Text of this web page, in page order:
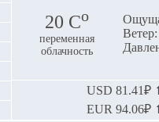
20 Сo
переменная
облачность
USD 81.41₽
EUR 94.06₽